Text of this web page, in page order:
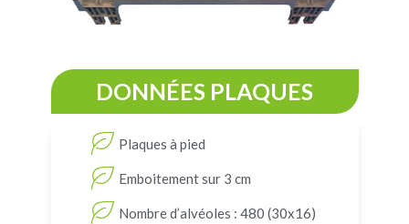
DONNÉES PLAQUES
Plaques à pied
Emboitement sur 3 cm
Nombre d’alvéoles : 480 (30x16)